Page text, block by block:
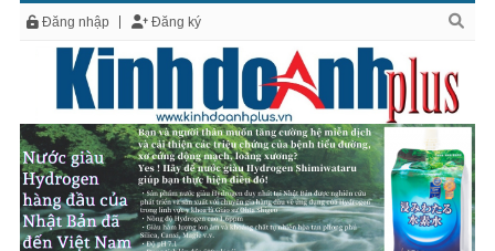
Đăng nhập Đăng ký